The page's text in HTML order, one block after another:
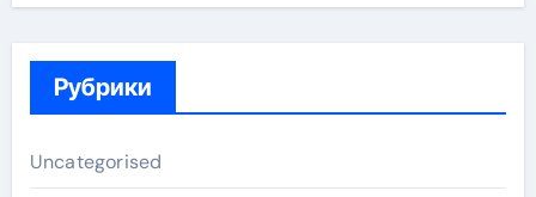
Рубрики
Uncategorised